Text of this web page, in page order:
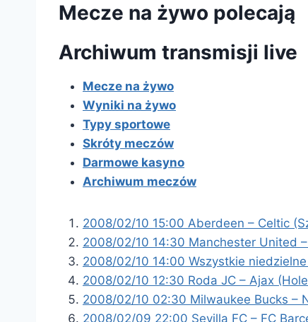
Mecze na żywo polecają
Archiwum transmisji live
Mecze na żywo
Wyniki na żywo
Typy sportowe
Skróty meczów
Darmowe kasyno
Archiwum meczów
2008/02/10 15:00 Aberdeen – Celtic
2008/02/10 14:30 Manchester United
2008/02/10 14:00 Wszystkie
2008/02/10 12:30 Roda JC – Ajax
2008/02/10 02:30 Milwaukee Bucks –
2008/02/09 22:00 Sevilla FC – FC